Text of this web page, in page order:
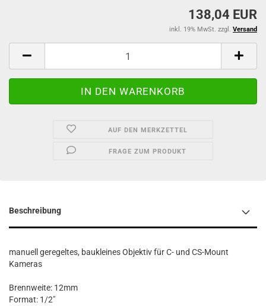
138,04 EUR
inkl. 19% MwSt. zzgl. Versand
AUF DEN MERKZETTEL
FRAGE ZUM PRODUKT
Beschreibung
manuell geregeltes, baukleines Objektiv für C- und CS-Mount
Kameras
Brennweite: 12mm
Format: 1/2"